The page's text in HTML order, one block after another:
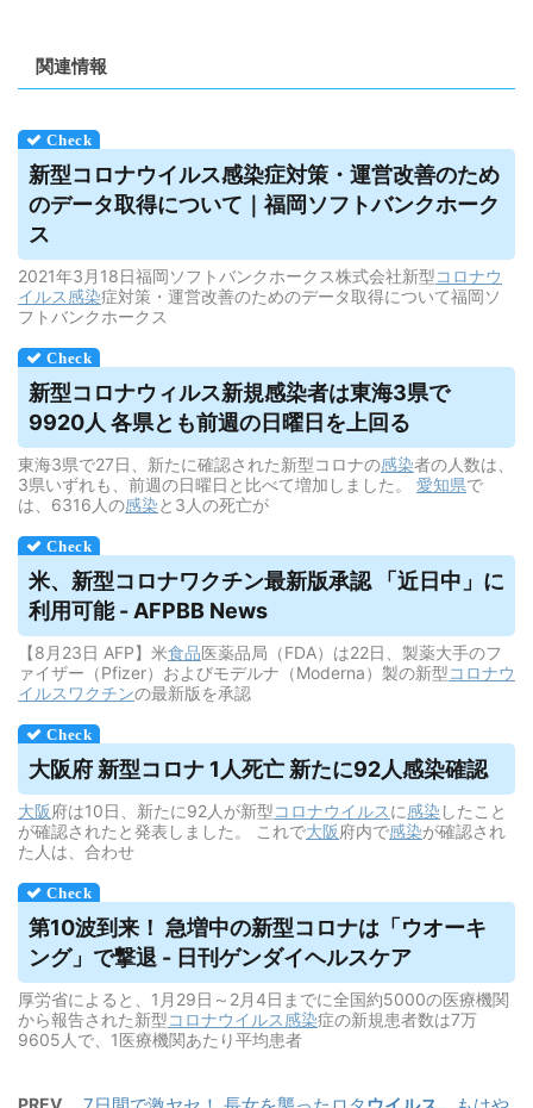
関連情報
新型コロナウイルス感染症対策・運営改善のため
のデータ取得について｜福岡ソフトバンクホーク
ス
2021年3月18日福岡ソフトバンクホークス株式会社新型コロナウ
イルス感染症対策・運営改善のためのデータ取得について福岡ソ
フトバンクホークス
新型コロナウィルス新規感染者は東海3県で
9920人 各県とも前週の日曜日を上回る
東海3県で27日、新たに確認された新型コロナの感染者の人数は、
3県いずれも、前週の日曜日と比べて増加しました。 愛知県で
は、6316人の感染と3人の死亡が
米、新型コロナワクチン最新版承認 「近日中」に
利用可能 - AFPBB News
【8月23日 AFP】米食品医薬品局（FDA）は22日、製薬大手のフ
ァイザー（Pfizer）およびモデルナ（Moderna）製の新型コロナウ
イルス ワクチンの最新版を承認
大阪府 新型コロナ 1人死亡 新たに92人感染確認
大阪府は10日、新たに92人が新型コロナウイルスに感染 したこと
が確認されたと発表しました。 これで大阪府内で感染が確認され
た人は、合わせ
第10波到来！ 急増中の新型コロナは「ウオーキ
ング」で撃退 - 日刊ゲンダイヘルスケア
厚労省によると、1月29日～2月4日までに全国約5000の医療機関
から報告された新型コロナウイルス感染症の新規患者数は7万
9605人で、1医療機関あたり平均患者
PREV